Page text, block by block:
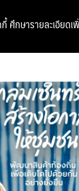
ศึกษารายละเอียดเ